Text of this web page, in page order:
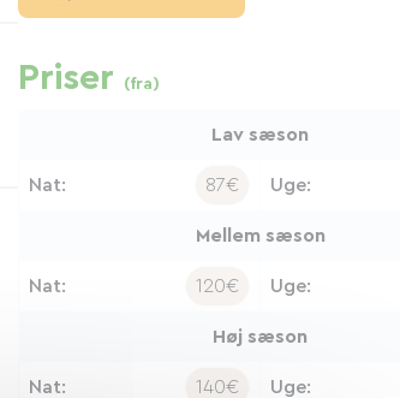
Priser (fra)
Lav sæson
Nat: 87€ Uge:
Mellem sæson
Nat: 120€ Uge:
Høj sæson
Nat: 140€ Uge: